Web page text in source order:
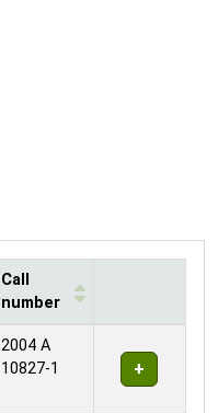
Call
number
2004 A
10827-1